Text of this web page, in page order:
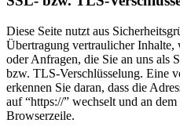
Diese Seite nutzt aus
Übertragung vertraulicher
oder Anfragen, die Sie an uns als
bzw. TLS-Verschlüsselung. Eine
erkennen Sie daran, dass die
auf “https://” wechselt und an
Browserzeile.